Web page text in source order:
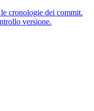
cronologie dei commit.
versione.